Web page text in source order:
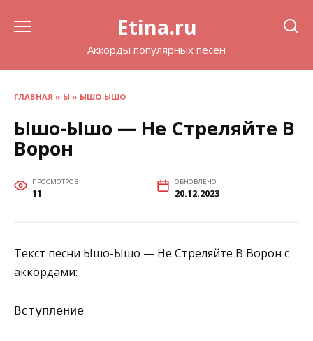
Etina.ru
Аккорды популярных песен
ГЛАВНАЯ » Ы » ЫШО-ЫШО
Ышо-Ышо — Не Стреляйте В
Ворон
ПРОСМОТРОВ
11
ОБНОВЛЕНО
20.12.2023
Текст песни Ышо-Ышо — Не Стреляйте В Ворон с
аккордами:
Вступление